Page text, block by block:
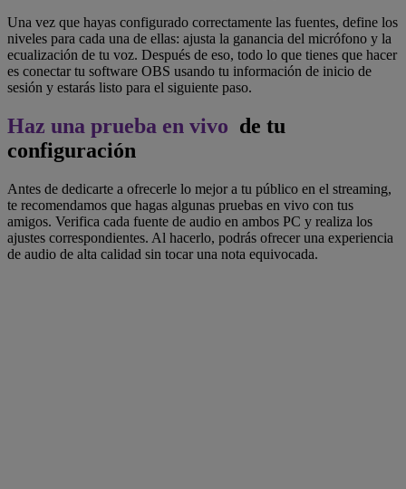
Una vez que hayas configurado correctamente las fuentes, define los
niveles para cada una de ellas: ajusta la ganancia del micrófono y la
ecualización de tu voz. Después de eso, todo lo que tienes que hacer
es conectar tu software OBS usando tu información de inicio de
sesión y estarás listo para el siguiente paso.
Haz una prueba en vivo de tu
configuración
Antes de dedicarte a ofrecerle lo mejor a tu público en el streaming,
te recomendamos que hagas algunas pruebas en vivo con tus
amigos. Verifica cada fuente de audio en ambos PC y realiza los
ajustes correspondientes. Al hacerlo, podrás ofrecer una experiencia
de audio de alta calidad sin tocar una nota equivocada.